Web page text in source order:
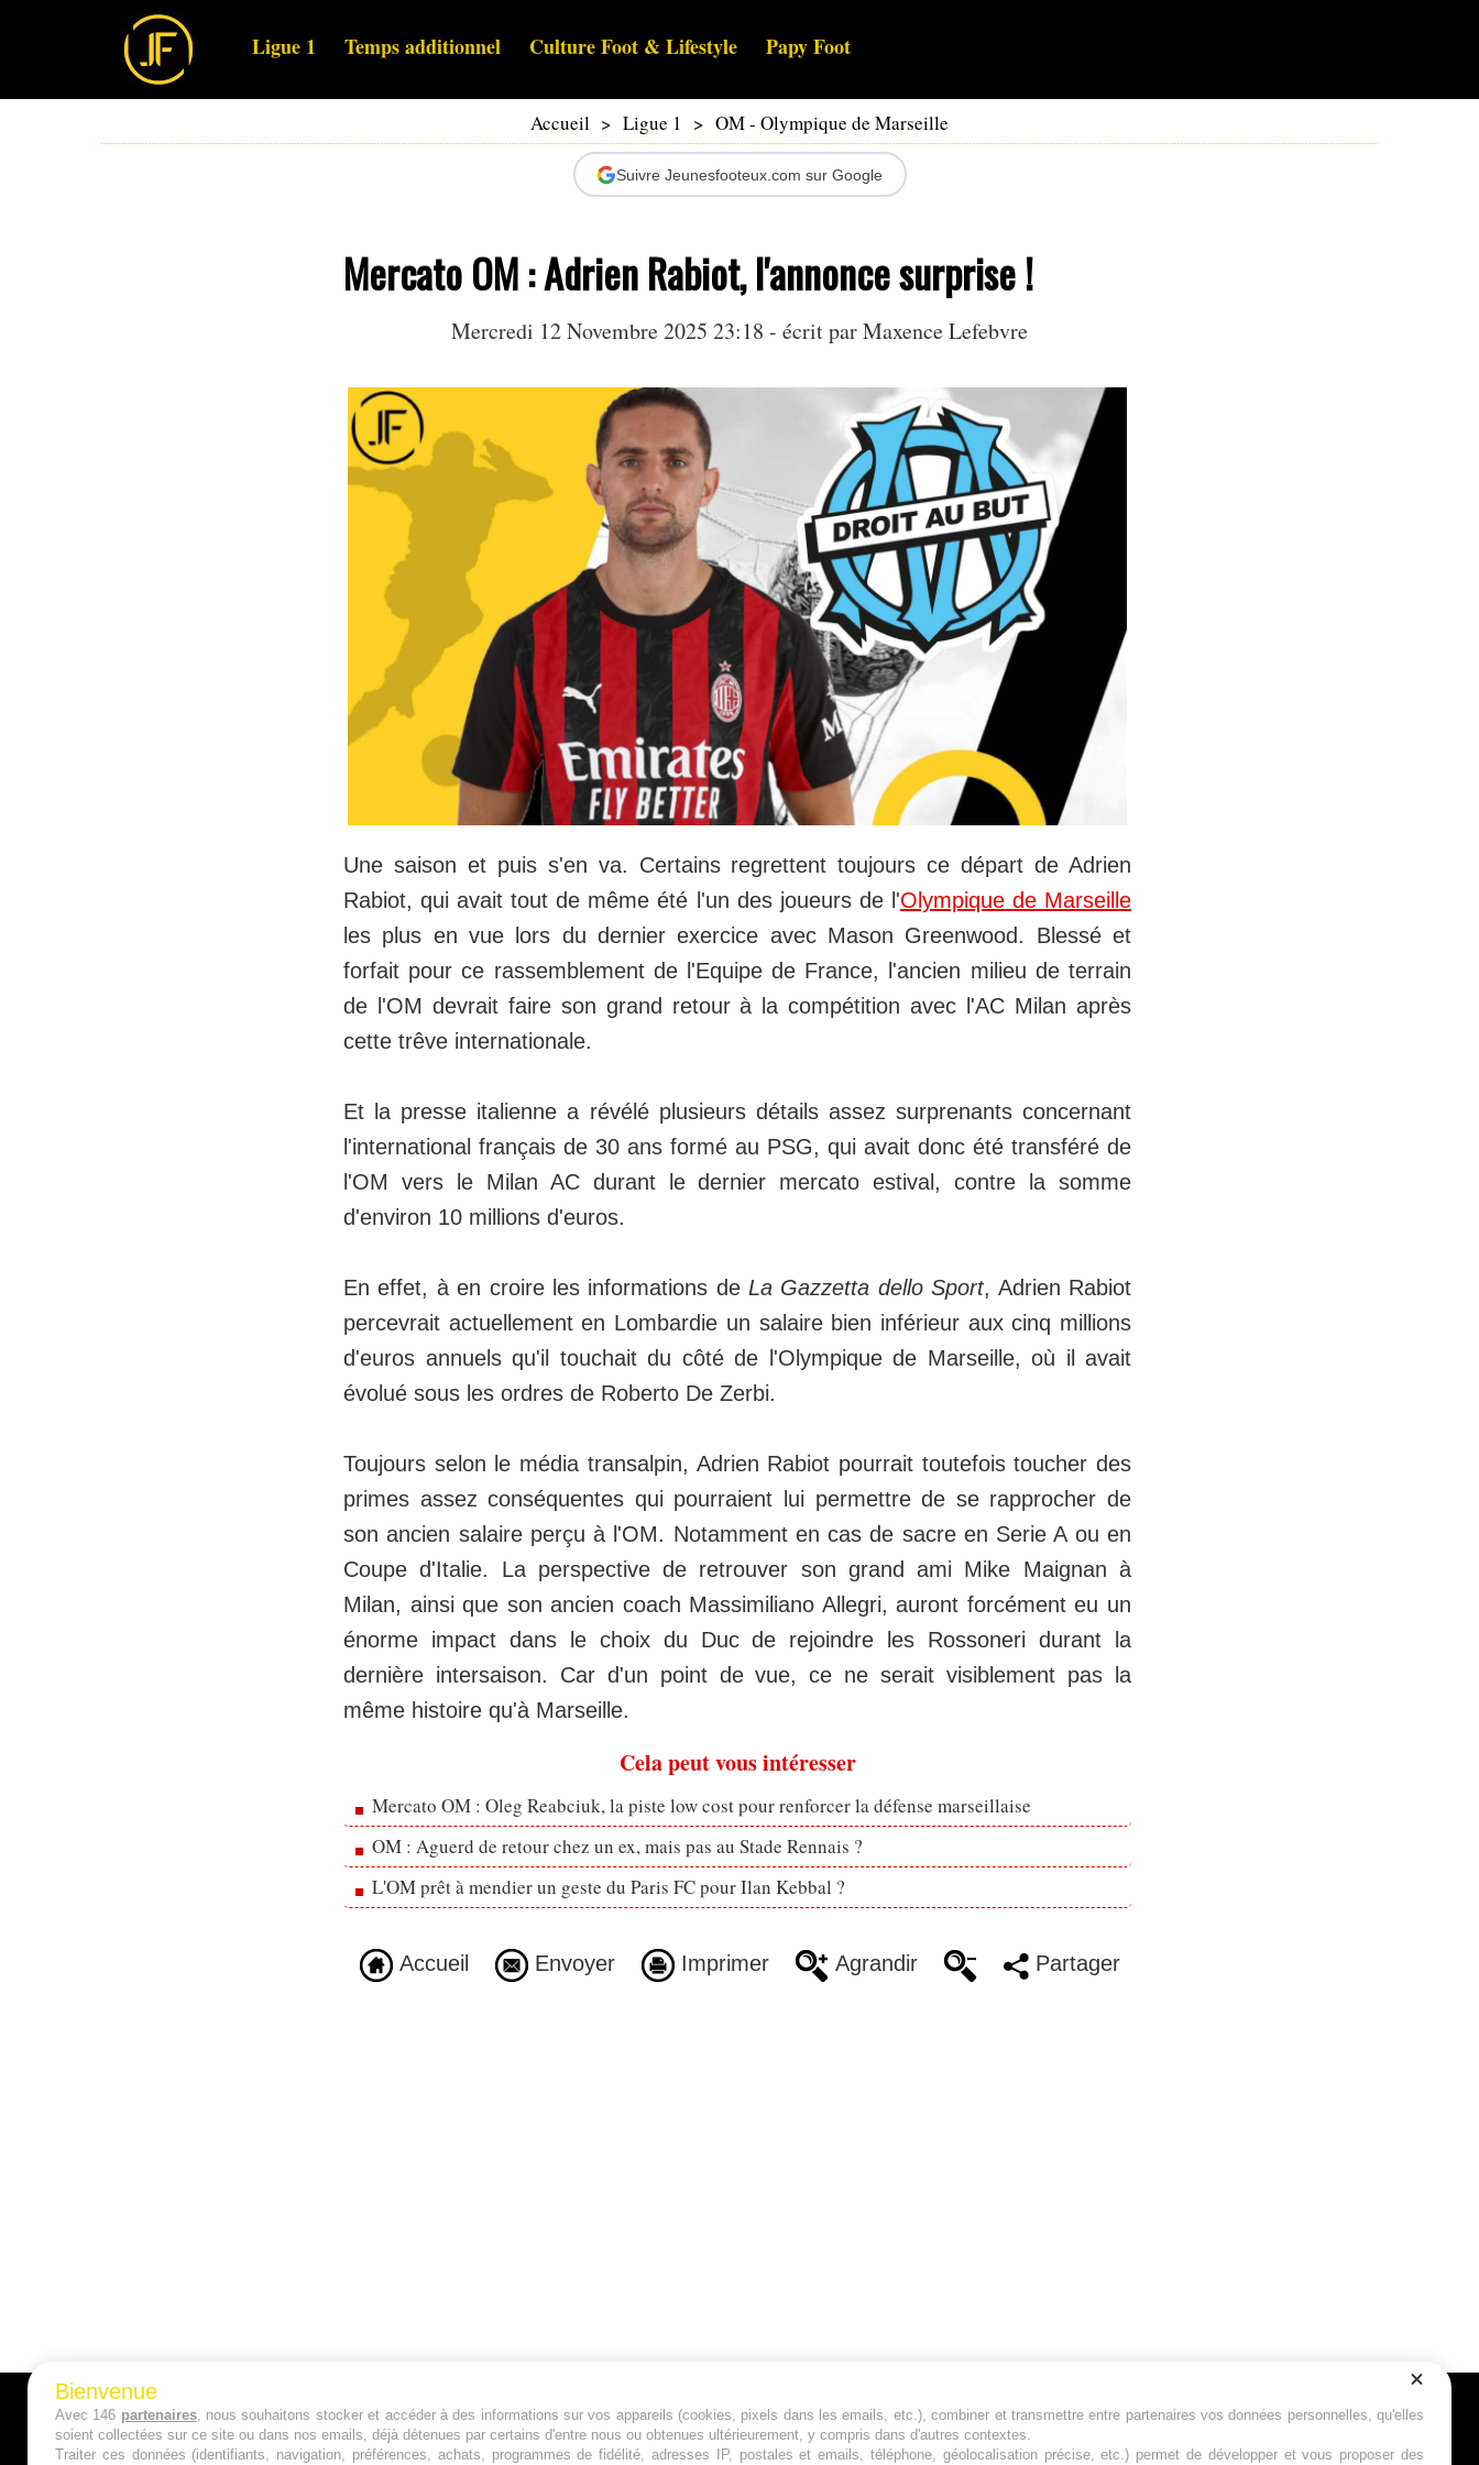
Ligue 1 Temps additionnel Culture Foot & Lifestyle Papy Foot
Accueil > Ligue 1 > OM - Olympique de Marseille
Suivre Jeunesfooteux.com sur Google
Mercato OM : Adrien Rabiot, l'annonce surprise !
Mercredi 12 Novembre 2025 23:18 - écrit par Maxence Lefebvre
Une saison et puis s'en va. Certains regrettent toujours ce départ de Adrien
Rabiot, qui avait tout de même été l'un des joueurs de l'Olympique de Marseille
les plus en vue lors du dernier exercice avec Mason Greenwood. Blessé et
forfait pour ce rassemblement de l'Equipe de France, l'ancien milieu de terrain
de l'OM devrait faire son grand retour à la compétition avec l'AC Milan après
cette trêve internationale.
Et la presse italienne a révélé plusieurs détails assez surprenants concernant
l'international français de 30 ans formé au PSG, qui avait donc été transféré de
l'OM vers le Milan AC durant le dernier mercato estival, contre la somme
d'environ 10 millions d'euros.
En effet, à en croire les informations de La Gazzetta dello Sport, Adrien Rabiot
percevrait actuellement en Lombardie un salaire bien inférieur aux cinq millions
d'euros annuels qu'il touchait du côté de l'Olympique de Marseille, où il avait
évolué sous les ordres de Roberto De Zerbi.
Toujours selon le média transalpin, Adrien Rabiot pourrait toutefois toucher des
primes assez conséquentes qui pourraient lui permettre de se rapprocher de
son ancien salaire perçu à l'OM. Notamment en cas de sacre en Serie A ou en
Coupe d'Italie. La perspective de retrouver son grand ami Mike Maignan à
Milan, ainsi que son ancien coach Massimiliano Allegri, auront forcément eu un
énorme impact dans le choix du Duc de rejoindre les Rossoneri durant la
dernière intersaison. Car d'un point de vue, ce ne serait visiblement pas la
même histoire qu'à Marseille.
Cela peut vous intéresser
Mercato OM : Oleg Reabciuk, la piste low cost pour renforcer la défense marseillaise
OM : Aguerd de retour chez un ex, mais pas au Stade Rennais ?
L'OM prêt à mendier un geste du Paris FC pour Ilan Kebbal ?
Accueil Envoyer Imprimer Agrandir Partager
A PROPOS
Jeunesfooteux est un média sportif qui traite
principalement de l'actualité de la Ligue 1 et
Suivez-nous
Bienvenue
Avec 146 partenaires, nous souhaitons stocker et accéder à des informations sur vos appareils (cookies, pixels dans les emails, etc.), combiner et transmettre entre partenaires vos données personnelles, qu'elles
soient collectées sur ce site ou dans nos emails, déjà détenues par certains d'entre nous ou obtenues ultérieurement, y compris dans d'autres contextes.
Traiter ces données (identifiants, navigation, préférences, achats, programmes de fidélité, adresses IP, postales et emails, téléphone, géolocalisation précise, etc.) permet de développer et vous proposer des